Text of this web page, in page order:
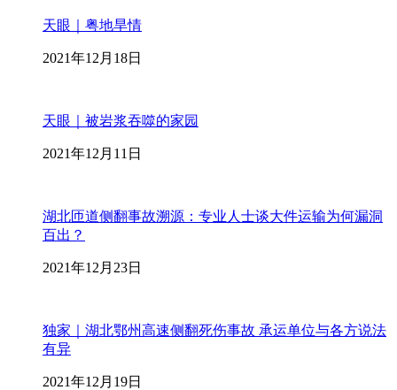
天眼｜粤地旱情
2021年12月18日
天眼｜被岩浆吞噬的家园
2021年12月11日
湖北匝道侧翻事故溯源：专业人士谈大件运输为何漏洞
百出？
2021年12月23日
独家｜湖北鄂州高速侧翻死伤事故 承运单位与各方说法
有异
2021年12月19日